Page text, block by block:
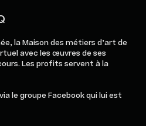
la Maison des métiers d’art de
avec les œuvres de ses
Les profits servent à la
le groupe Facebook qui lui est